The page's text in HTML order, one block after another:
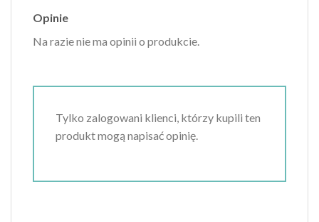
Opinie
Na razie nie ma opinii o produkcie.
Tylko zalogowani klienci, którzy kupili ten
produkt mogą napisać opinię.